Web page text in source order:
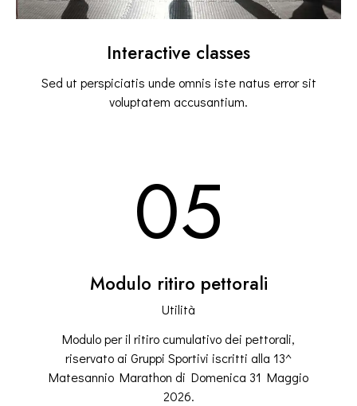
Interactive classes
Sed ut perspiciatis unde omnis iste natus error sit
voluptatem accusantium.
05
Modulo ritiro pettorali
Utilità
Modulo per il ritiro cumulativo dei pettorali,
riservato ai Gruppi Sportivi iscritti alla 13^
Matesannio Marathon di Domenica 31 Maggio
2026.